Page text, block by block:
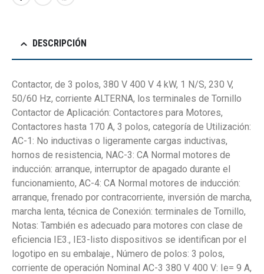
DESCRIPCIÓN
Contactor, de 3 polos, 380 V 400 V 4 kW, 1 N/S, 230 V,
50/60 Hz, corriente ALTERNA, los terminales de Tornillo
Contactor de Aplicación: Contactores para Motores,
Contactores hasta 170 A, 3 polos, categoría de Utilización:
AC-1: No inductivas o ligeramente cargas inductivas,
hornos de resistencia, NAC-3: CA Normal motores de
inducción: arranque, interruptor de apagado durante el
funcionamiento, AC-4: CA Normal motores de inducción:
arranque, frenado por contracorriente, inversión de marcha,
marcha lenta, técnica de Conexión: terminales de Tornillo,
Notas: También es adecuado para motores con clase de
eficiencia IE3., IE3-listo dispositivos se identifican por el
logotipo en su embalaje., Número de polos: 3 polos,
corriente de operación Nominal AC-3 380 V 400 V: Ie= 9 A,